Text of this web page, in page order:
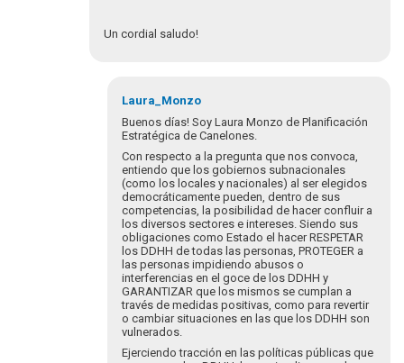
Un cordial saludo!
Laura_Monzo
Buenos días! Soy Laura Monzo de Planificación
Estratégica de Canelones.
Con respecto a la pregunta que nos convoca,
entiendo que los gobiernos subnacionales
(como los locales y nacionales) al ser elegidos
democráticamente pueden, dentro de sus
competencias, la posibilidad de hacer confluir a
los diversos sectores e intereses. Siendo sus
obligaciones como Estado el hacer RESPETAR
los DDHH de todas las personas, PROTEGER a
las personas impidiendo abusos o
interferencias en el goce de los DDHH y
GARANTIZAR que los mismos se cumplan a
través de medidas positivas, como para revertir
o cambiar situaciones en las que los DDHH son
vulnerados.
Ejerciendo tracción en las políticas públicas que